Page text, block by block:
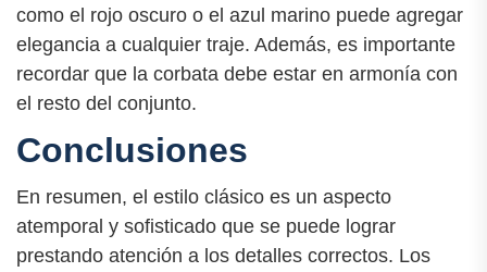
como el rojo oscuro o el azul marino puede agregar
elegancia a cualquier traje. Además, es importante
recordar que la corbata debe estar en armonía con
el resto del conjunto.
Conclusiones
En resumen, el estilo clásico es un aspecto
atemporal y sofisticado que se puede lograr
prestando atención a los detalles correctos. Los